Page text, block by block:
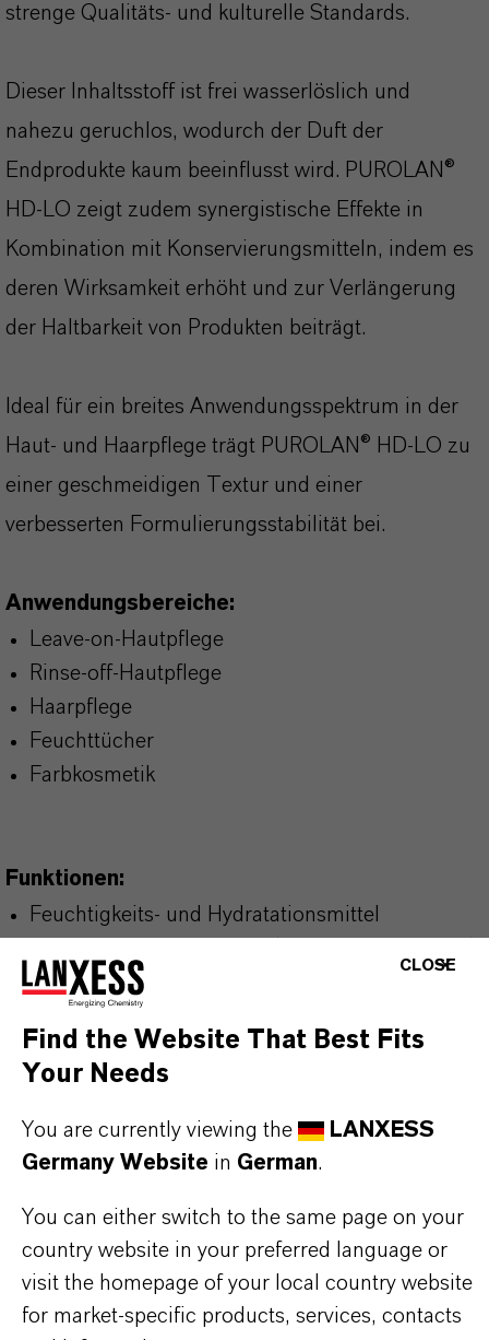
strenge Qualitäts- und kulturelle Standards.
Dieser Inhaltsstoff ist frei wasserlöslich und
nahezu geruchlos, wodurch der Duft der
Endprodukte kaum beeinflusst wird. PUROLAN®
HD-LO zeigt zudem synergistische Effekte in
Kombination mit Konservierungsmitteln, indem es
deren Wirksamkeit erhöht und zur Verlängerung
der Haltbarkeit von Produkten beiträgt.
Ideal für ein breites Anwendungsspektrum in der
Haut- und Haarpflege trägt PUROLAN® HD-LO zu
einer geschmeidigen Textur und einer
verbesserten Formulierungsstabilität bei.
Anwendungsbereiche:
Leave-on-Hautpflege
Rinse-off-Hautpflege
Haarpflege
Feuchttücher
Farbkosmetik
Funktionen:
Feuchtigkeits- und Hydratationsmittel
Lösungsmittel für Wirkstoffe
Stabilisator für Formulierungen
Körperpflegeprodukte:
Seren und Essenzen
Reinigungsprodukte und Mizellenwasser
Sonnenschutz- und After-Sun-Produkte
Haarpflege- und Kopfhautbehandlungen
CLOSE
Find the Website That Best Fits
Your Needs
You are currently viewing the
LANXESS
Germany Website in German.
You can either switch to the same page on your
country website in your preferred language or
visit the homepage of your local country website
for market-specific products, services, contacts